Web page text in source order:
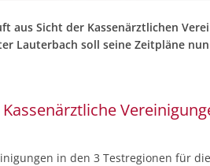
aus Sicht der Kassenärztlichen
Lauterbach soll seine Zeitpläne
in den 3 Testregionen für